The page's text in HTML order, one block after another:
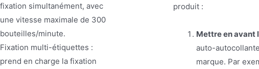
fixation simultanément, avec
une vitesse maximale de 300
bouteilles/minute.
Fixation multi-étiquettes :
prend en charge la fixation
produit :
Mettre en avant
auto-
marque. Par